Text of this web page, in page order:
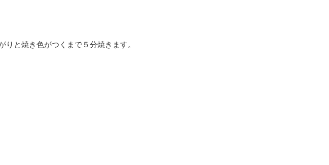
と焼き色がつくまで５分焼きます。